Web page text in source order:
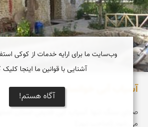
آسیاب آبی خوانسار
صدای سنگ تنها آسیاب آبی قدیمی استان
می شود.(صاحب نیوز)
وب‌سایت ما برای ارایه خدمات از کوکی
آشنایی با قوانین ما اینجا کلیک
آگاه هستم!